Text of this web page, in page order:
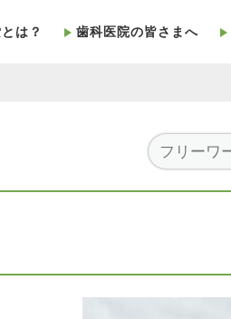
は？ 歯科医院の皆さまへ